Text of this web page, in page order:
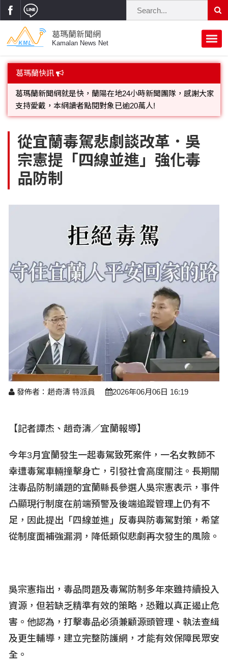
葛瑪蘭新聞網
Kamalan News Net
首頁
蘭陽大代誌
府會議題
街坊大小事
交通警消
軍事新聞
立法院
黨政新聞
府院動態
選舉新聞
總統大選
立委選舉
縣市長選舉
五合一選舉
溫馨關懷
親子活動
公益行善
藝文走廊
民俗薪傳
話說文史
時尚你我他
美食料理
衞生保健
科技新知
財經稅務
農林漁牧
房產理財
我要爆料
全國運動會
宜蘭國際童玩節
宜蘭綠色博覽會
葛瑪蘭快訊
葛瑪蘭新聞網就是快，蘭陽在地24小時新聞團隊，感謝大家
支持愛戴，本網讀者點閱對象已逾20萬人!
歡迎廣告託播，刊頭或新聞欄位:圖片或影音檔可連結指定官
從宜蘭毒駕悲劇談改革．吳
宗憲提「四線並進」強化毒
品防制
發佈者：趙奇濤 特派員 2026年06月06日 16:19
【記者譚杰、趙奇濤／宜蘭報導】
今年3月宜蘭發生一起毒駕致死案件，一名女教師不
幸遭毒駕車輛撞擊身亡，引發社會高度關注。長期關
注毒品防制議題的宜蘭縣長參選人吳宗憲表示，事件
凸顯現行制度在前端預警及後端追蹤管理上仍有不
足，因此提出「四線並進」反毒與防毒駕對策，希望
從制度面補強漏洞，降低類似悲劇再次發生的風險。
吳宗憲指出，毒品問題及毒駕防制多年來雖持續投入
資源，但若缺乏精準有效的策略，恐難以真正遏止危
害。他認為，打擊毒品必須兼顧源頭管理、執法查緝
及更生輔導，建立完整防護網，才能有效保障民眾安
全。